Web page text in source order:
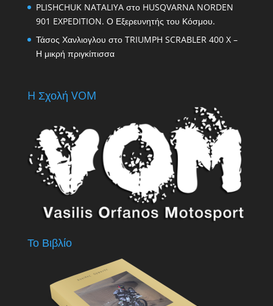
PLISHCHUK NATALIYAστο HUSQVARNA NORDEN
901 EXPEDITION. Ο Εξερευνητής του Κόσμου.
Τάσος Χανλιογλου στο TRIUMPH SCRABLER 400 X –
Η μικρή πριγκίπισσα
H Σχολή VOM
Το Βιβλίο